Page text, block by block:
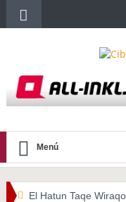
Menú
El Hatun Taqe